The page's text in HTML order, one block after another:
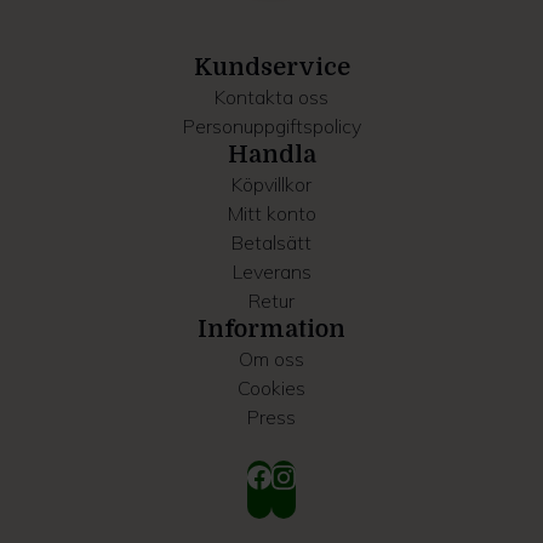
Kundservice
Kontakta oss
Personuppgiftspolicy
Handla
Köpvillkor
Mitt konto
Betalsätt
Leverans
Retur
Information
Om oss
Cookies
Press